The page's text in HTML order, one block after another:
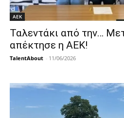
ΑΕΚ
Ταλεντάκι από την…
απέκτησε η ΑΕΚ!
TalentAbout - 11/06/2026